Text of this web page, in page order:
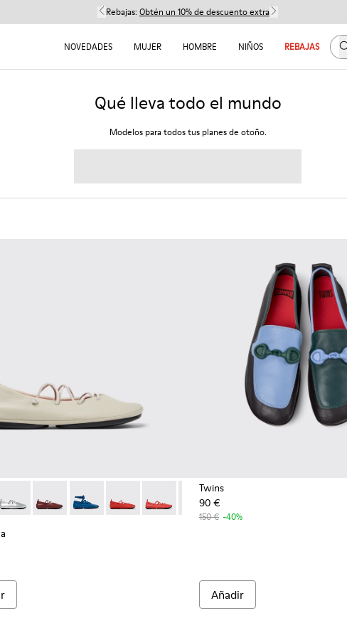
Rebajas: Obtén un 10% de descuento extra
NOVEDADES MUJER HOMBRE NIÑOS REBAJAS
Qué lleva todo el mundo
Modelos para todos tus planes de otoño.
mujer.
- K201835-004 - Bailarinas de piel gris para mujer.
Right Nina - K201835-009
Right Nina - K201835-008
Right Nina - K201835-007
Right Nina - K201835-006
Right Nina - K201835-003 - Bailarinas
Right Nina - K201835-001 -
Twins
90 €
150 € -40%
Añadir